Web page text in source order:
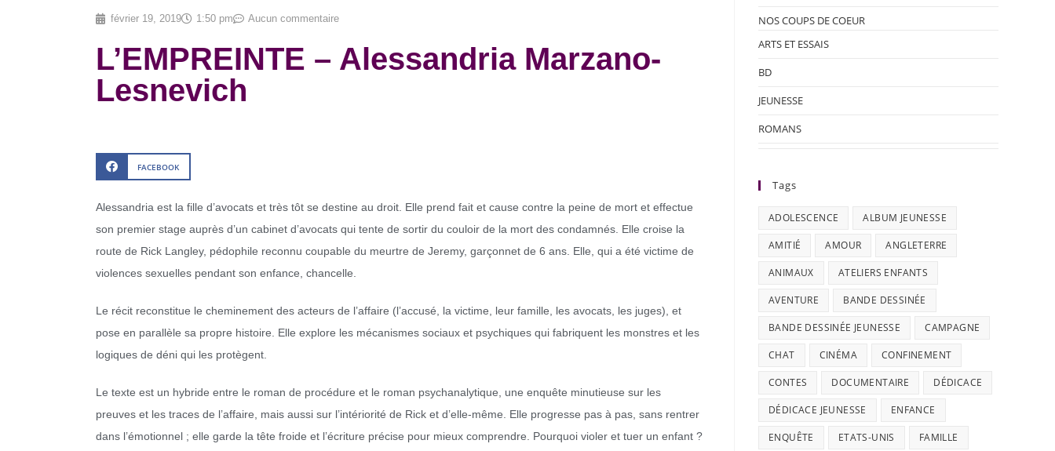
février 19, 2019 1:50 pm Aucun commentaire
L’EMPREINTE – Alessandria Marzano-
Lesnevich
FACEBOOK
Alessandria est la fille d’avocats et très tôt se destine au droit. Elle prend fait et cause contre la peine de mort et effectue
son premier stage auprès d’un cabinet d’avocats qui tente de sortir du couloir de la mort des condamnés. Elle croise la
route de Rick Langley, pédophile reconnu coupable du meurtre de Jeremy, garçonnet de 6 ans. Elle, qui a été victime de
violences sexuelles pendant son enfance, chancelle.
Le récit reconstitue le cheminement des acteurs de l’affaire (l’accusé, la victime, leur famille, les avocats, les juges), et
pose en parallèle sa propre histoire. Elle explore les mécanismes sociaux et psychiques qui fabriquent les monstres et les
logiques de déni qui les protègent.
Le texte est un hybride entre le roman de procédure et le roman psychanalytique, une enquête minutieuse sur les
preuves et les traces de l’affaire, mais aussi sur l’intériorité de Rick et d’elle-même. Elle progresse pas à pas, sans rentrer
dans l’émotionnel ; elle garde la tête froide et l’écriture précise pour mieux comprendre. Pourquoi violer et tuer un enfant ?
NOS COUPS DE COEUR
ARTS ET ESSAIS
BD
JEUNESSE
ROMANS
Tags
ADOLESCENCE ALBUM JEUNESSE
AMITIÉ AMOUR ANGLETERRE
ANIMAUX ATELIERS ENFANTS
AVENTURE BANDE DESSINÉE
BANDE DESSINÉE JEUNESSE CAMPAGNE
CHAT CINÉMA CONFINEMENT
CONTES DOCUMENTAIRE DÉDICACE
DÉDICACE JEUNESSE ENFANCE
ENQUÊTE ETATS-UNIS FAMILLE